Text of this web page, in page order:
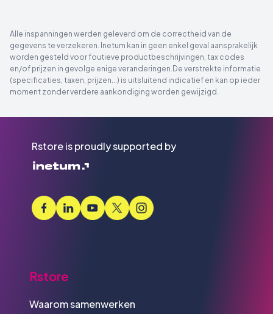
Alle inspanningen werden geleverd om de correctheid van de
gegevens te verzekeren. Inetum kan in geen enkel geval aansprakelijk
worden gesteld voor foutieve productbeschrijvingen, tax codes
en/of prijzen in gevolge enige veranderingen.De verstrekte informatie
(specificaties, taxen, prijzen...) is uitsluitend indicatief en kan op ieder
moment zonder verdere aankondiging worden gewijzigd.
Rstore is proudly supported by
Rstore
Waarom samenwerken